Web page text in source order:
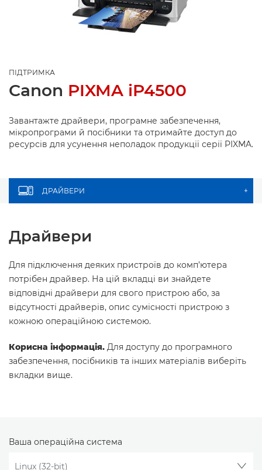
ПІДТРИМКА
Canon PIXMA iP4500
Завантажте драйвери, програмне забезпечення,
мікропрограми й посібники та отримайте доступ до
ресурсів для усунення неполадок продукції серії PIXMA.
ДРАЙВЕРИ +
Драйвери
Для підключення деяких пристроїв до комп’ютера
потрібен драйвер. На цій вкладці ви знайдете
відповідні драйвери для свого пристрою або, за
відсутності драйверів, опис сумісності пристрою з
кожною операційною системою.
Корисна інформація. Для доступу до програмного
забезпечення, посібників та інших матеріалів виберіть
вкладки вище.
Ваша операційна система